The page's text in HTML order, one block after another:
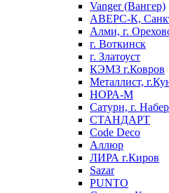
Vanger (Вангер)
АВЕРС-К,
Алми, г.
г. Воткинск
г. Златоуст
КЭМЗ г.Ковров
Металлист,
НОРА-М
Сатурн, г.
СТАНДАРТ
Code Deco
Аллюр
ЛИРА г.Киров
Sazar
PUNTO